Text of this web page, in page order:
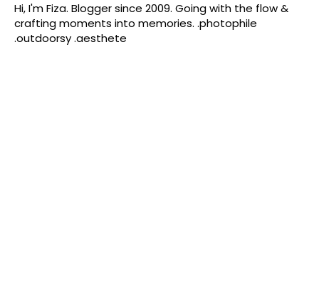
Hi, I'm Fiza. Blogger since 2009. Going with the flow &
crafting moments into memories. .photophile
.outdoorsy .aesthete